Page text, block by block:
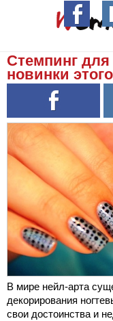
Стемпинг
новинки
В мире нейл-арта
декорирования
свои достоинства и